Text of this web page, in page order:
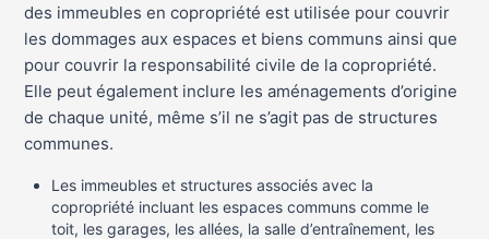
des immeubles en copropriété est utilisée pour couvrir
les dommages aux espaces et biens communs ainsi que
pour couvrir la responsabilité civile de la copropriété.
Elle peut également inclure les aménagements d’origine
de chaque unité, même s’il ne s’agit pas de structures
communes.
Les immeubles et structures associés avec la
copropriété incluant les espaces communs comme le
toit, les garages, les allées, la salle d’entraînement, les